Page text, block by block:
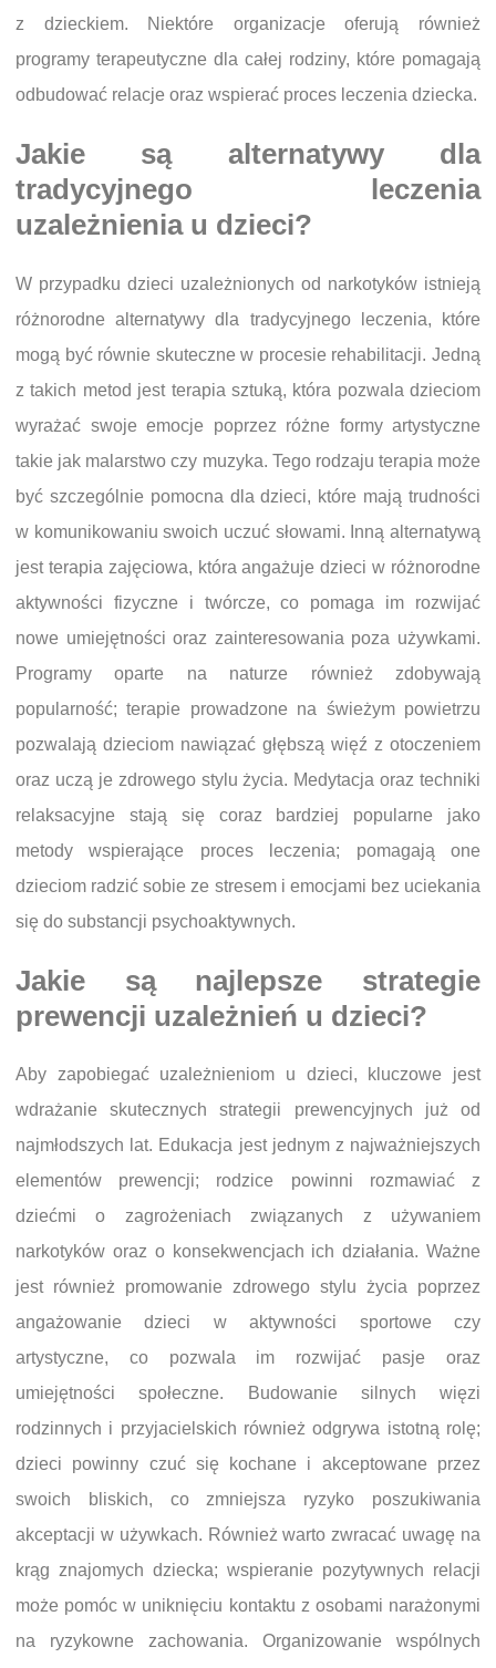
z dzieckiem. Niektóre organizacje oferują również
programy terapeutyczne dla całej rodziny, które pomagają
odbudować relacje oraz wspierać proces leczenia dziecka.
Jakie są alternatywy dla
tradycyjnego leczenia
uzależnienia u dzieci?
W przypadku dzieci uzależnionych od narkotyków istnieją
różnorodne alternatywy dla tradycyjnego leczenia, które
mogą być równie skuteczne w procesie rehabilitacji. Jedną
z takich metod jest terapia sztuką, która pozwala dzieciom
wyrażać swoje emocje poprzez różne formy artystyczne
takie jak malarstwo czy muzyka. Tego rodzaju terapia może
być szczególnie pomocna dla dzieci, które mają trudności
w komunikowaniu swoich uczuć słowami. Inną alternatywą
jest terapia zajęciowa, która angażuje dzieci w różnorodne
aktywności fizyczne i twórcze, co pomaga im rozwijać
nowe umiejętności oraz zainteresowania poza używkami.
Programy oparte na naturze również zdobywają
popularność; terapie prowadzone na świeżym powietrzu
pozwalają dzieciom nawiązać głębszą więź z otoczeniem
oraz uczą je zdrowego stylu życia. Medytacja oraz techniki
relaksacyjne stają się coraz bardziej popularne jako
metody wspierające proces leczenia; pomagają one
dzieciom radzić sobie ze stresem i emocjami bez uciekania
się do substancji psychoaktywnych.
Jakie są najlepsze strategie
prewencji uzależnień u dzieci?
Aby zapobiegać uzależnieniom u dzieci, kluczowe jest
wdrażanie skutecznych strategii prewencyjnych już od
najmłodszych lat. Edukacja jest jednym z najważniejszych
elementów prewencji; rodzice powinni rozmawiać z
dziećmi o zagrożeniach związanych z używaniem
narkotyków oraz o konsekwencjach ich działania. Ważne
jest również promowanie zdrowego stylu życia poprzez
angażowanie dzieci w aktywności sportowe czy
artystyczne, co pozwala im rozwijać pasje oraz
umiejętności społeczne. Budowanie silnych więzi
rodzinnych i przyjacielskich również odgrywa istotną rolę;
dzieci powinny czuć się kochane i akceptowane przez
swoich bliskich, co zmniejsza ryzyko poszukiwania
akceptacji w używkach. Również warto zwracać uwagę na
krąg znajomych dziecka; wspieranie pozytywnych relacji
może pomóc w uniknięciu kontaktu z osobami narażonymi
na ryzykowne zachowania. Organizowanie wspólnych